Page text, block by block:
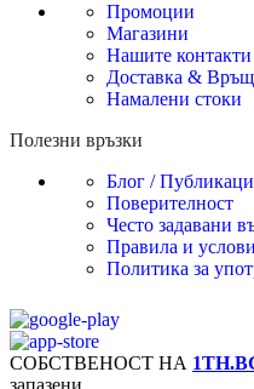
Промоции
Магазини
Нашите контакти
Доставка &
Намалени стоки
Полезни връзки
Блог /
Поверителност
Често задавани
Правила и
Политика за
СОБСТВЕНОСТ НА